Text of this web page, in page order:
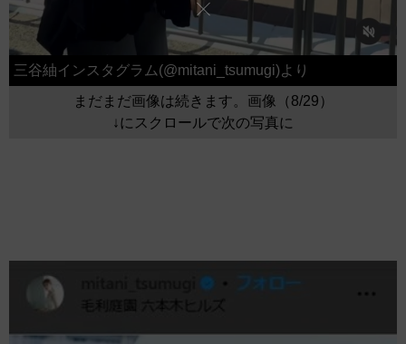
三谷紬インスタグラム(@mitani_tsumugi)より
まだまだ画像は続きます。画像（8/29）
↓にスクロールで次の写真に